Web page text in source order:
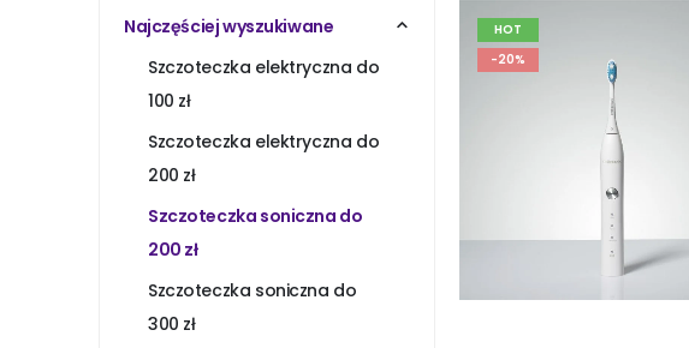
HOT
-20%
Najczęściej wyszukiwane
Szczoteczka elektryczna do
100 zł
Szczoteczka elektryczna do
200 zł
Szczoteczka soniczna do
200 zł
Szczoteczka soniczna do
300 zł